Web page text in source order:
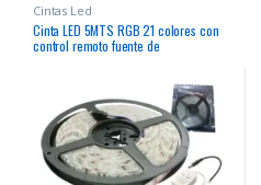
Cintas Led
Cinta LED 5MTS RGB 21 colores con
control remoto fuente de